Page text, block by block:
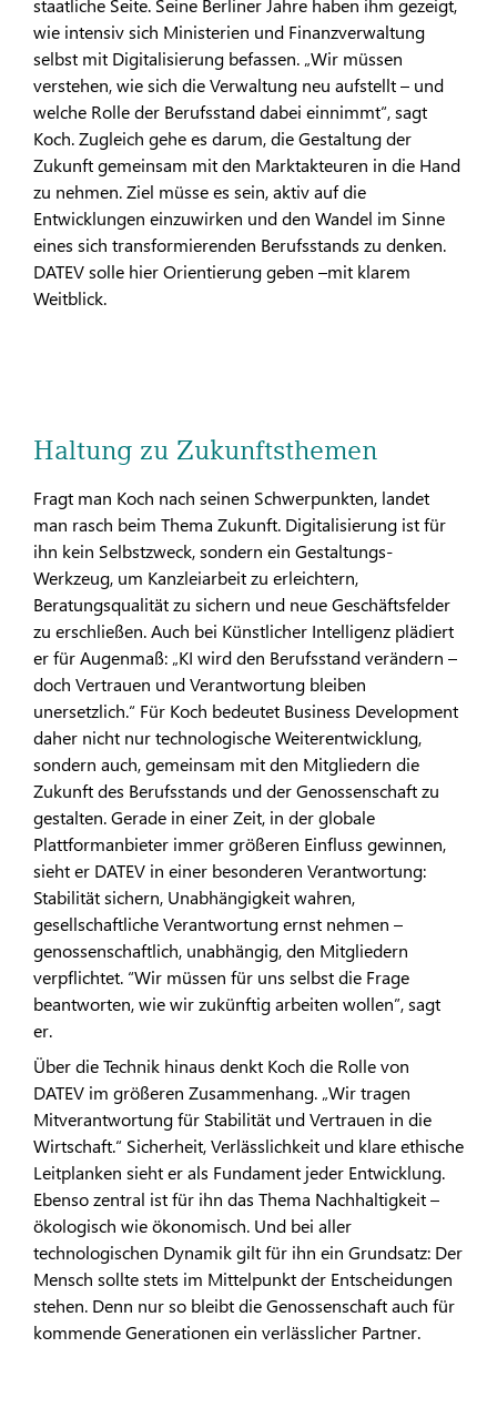
staatliche Seite. Seine Berliner Jahre haben ihm gezeigt,
wie intensiv sich Ministerien und Finanzverwaltung
selbst mit Digitalisierung befassen. „Wir müssen
verstehen, wie sich die Verwaltung neu aufstellt – und
welche Rolle der Berufsstand dabei einnimmt“, sagt
Koch. Zugleich gehe es darum, die Gestaltung der
Zukunft gemeinsam mit den Marktakteuren in die Hand
zu nehmen. Ziel müsse es sein, aktiv auf die
Entwicklungen einzuwirken und den Wandel im Sinne
eines sich transformierenden Berufsstands zu denken.
DATEV solle hier Orientierung geben –mit klarem
Weitblick.
Haltung zu Zukunftsthemen
Fragt man Koch nach seinen Schwerpunkten, landet
man rasch beim Thema Zukunft. Digitalisierung ist für
ihn kein Selbstzweck, sondern ein Gestaltungs-
Werkzeug, um Kanzleiarbeit zu erleichtern,
Beratungsqualität zu sichern und neue Geschäftsfelder
zu erschließen. Auch bei Künstlicher Intelligenz plädiert
er für Augenmaß: „KI wird den Berufsstand verändern –
doch Vertrauen und Verantwortung bleiben
unersetzlich.“ Für Koch bedeutet Business Development
daher nicht nur technologische Weiterentwicklung,
sondern auch, gemeinsam mit den Mitgliedern die
Zukunft des Berufsstands und der Genossenschaft zu
gestalten. Gerade in einer Zeit, in der globale
Plattformanbieter immer größeren Einfluss gewinnen,
sieht er DATEV in einer besonderen Verantwortung:
Stabilität sichern, Unabhängigkeit wahren,
gesellschaftliche Verantwortung ernst nehmen –
genossenschaftlich, unabhängig, den Mitgliedern
verpflichtet. “Wir müssen für uns selbst die Frage
beantworten, wie wir zukünftig arbeiten wollen”, sagt
er.
Über die Technik hinaus denkt Koch die Rolle von
DATEV im größeren Zusammenhang. „Wir tragen
Mitverantwortung für Stabilität und Vertrauen in die
Wirtschaft.“ Sicherheit, Verlässlichkeit und klare ethische
Leitplanken sieht er als Fundament jeder Entwicklung.
Ebenso zentral ist für ihn das Thema Nachhaltigkeit –
ökologisch wie ökonomisch. Und bei aller
technologischen Dynamik gilt für ihn ein Grundsatz: Der
Mensch sollte stets im Mittelpunkt der Entscheidungen
stehen. Denn nur so bleibt die Genossenschaft auch für
kommende Generationen ein verlässlicher Partner.